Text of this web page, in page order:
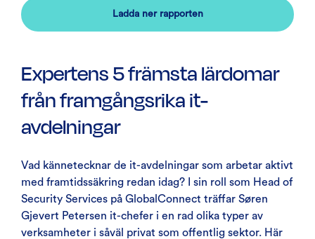
Ladda ner rapporten
Expertens 5 främsta lärdomar
från framgångsrika it-
avdelningar
Vad kännetecknar de it-avdelningar som arbetar aktivt
med framtidssäkring redan idag? I sin roll som Head of
Security Services på GlobalConnect träffar Søren
Gjevert Petersen it-chefer i en rad olika typer av
verksamheter i såväl privat som offentlig sektor. Här